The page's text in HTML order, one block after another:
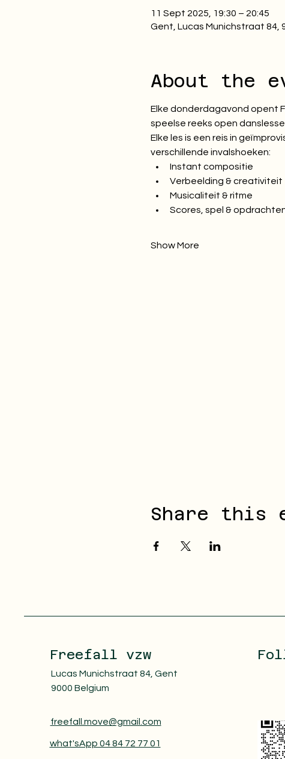
11 Sept 2025, 19:30 – 20:45
Gent, Lucas Munichstraat 84,
About the
Elke donderdagavond opent
speelse reeks open
Elke les is een reis in
verschillende invalshoeken:
Instant compositie
Verbeelding & creativiteit
Musicaliteit & ritme
Scores, spel &
Show More
Share this
Freefall vzw
Lucas Munichstraat 84, Gent
9000 Belgium
freefall.move@gmail.com
what'sApp 04 84 72 77 01